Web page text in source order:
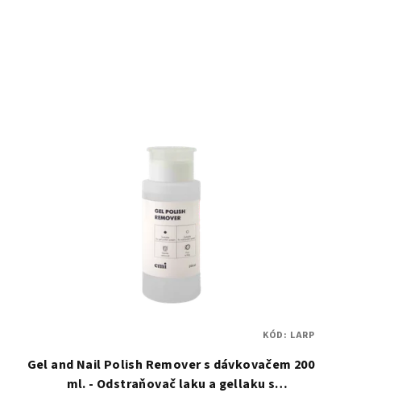
Gel and Nail Polish Remover s dávkovačem 200
ml. - Odstraňovač laku a gellaku s
KÓD: LARP